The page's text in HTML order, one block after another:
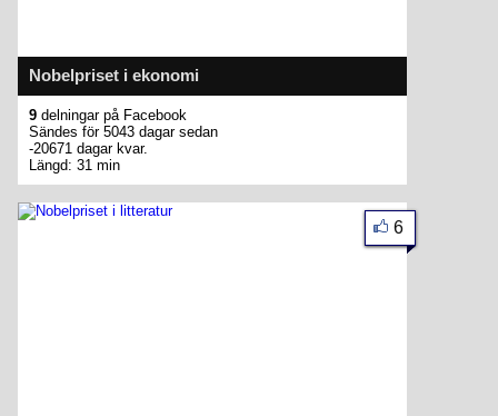
Nobelpriset i ekonomi
9 delningar på Facebook
Sändes för 5043 dagar sedan
-20671 dagar kvar.
Längd: 31 min
6